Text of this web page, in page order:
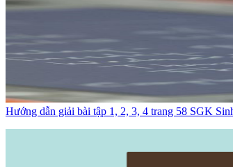
Hướng dẫn giải bài tập 1, 2, 3, 4 trang 58 SGK